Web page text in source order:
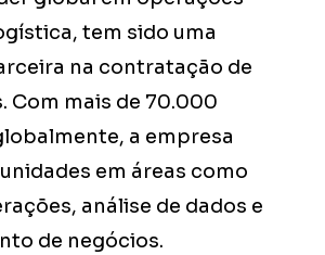
tem sido uma
na contratação de
Com mais de 70.000
a empresa
em áreas como
análise de dados e
de negócios.